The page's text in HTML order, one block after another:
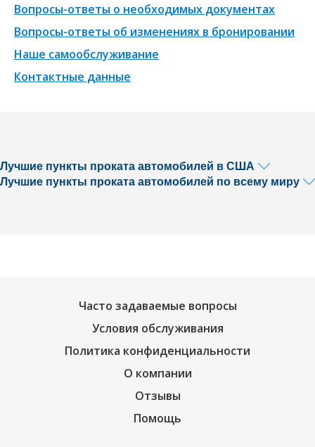
Вопросы-ответы о необходимых документах
Вопросы-ответы об изменениях в бронировании
Наше самообслуживание
Контактные данные
Лучшие пункты проката автомобилей в США
Лучшие пункты проката автомобилей по всему миру
Часто задаваемые вопросы
Условия обслуживания
Политика конфиденциальности
О компании
Отзывы
Помощь